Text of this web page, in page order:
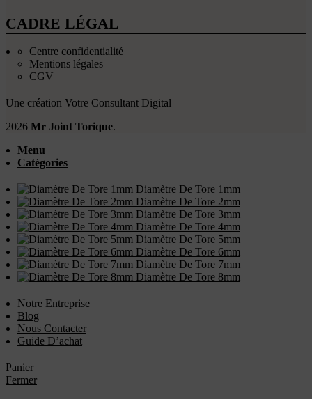
CADRE LÉGAL
Centre confidentialité
Mentions légales
CGV
Une création Votre Consultant Digital
2026 Mr Joint Torique.
Menu
Catégories
Diamètre De Tore 1mm
Diamètre De Tore 2mm
Diamètre De Tore 3mm
Diamètre De Tore 4mm
Diamètre De Tore 5mm
Diamètre De Tore 6mm
Diamètre De Tore 7mm
Diamètre De Tore 8mm
Notre Entreprise
Blog
Nous Contacter
Guide D’achat
Panier
Fermer